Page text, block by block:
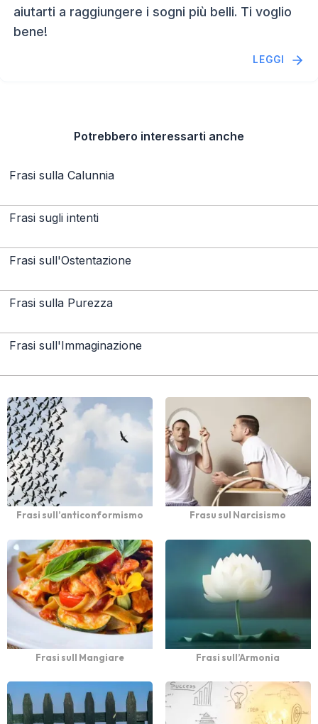
aiutarti a raggiungere i sogni più belli. Ti voglio
bene!
LEGGI
Potrebbero interessarti anche
Frasi sulla Calunnia
Frasi sugli intenti
Frasi sull'Ostentazione
Frasi sulla Purezza
Frasi sull'Immaginazione
Frasi sull’anticonformismo Frasu sul Narcisismo
Frasi sull Mangiare Frasi sull’Armonia